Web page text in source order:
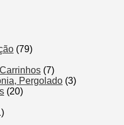
(79)
(7)
Pergolado (3)
(20)